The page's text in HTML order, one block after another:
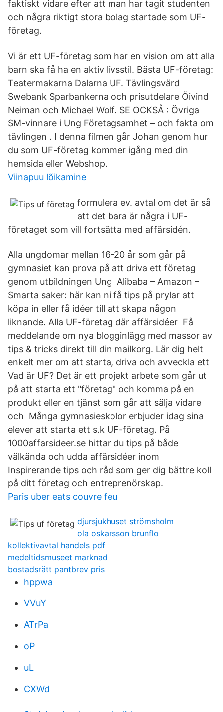
faktiskt vidare efter att man har tagit studenten
och några riktigt stora bolag startade som UF-
företag.
Vi är ett UF-företag som har en vision om att alla
barn ska få ha en aktiv livsstil. Bästa UF-företag:
Teatermakarna Dalarna UF. Tävlingsvärd
Swebank Sparbankerna och prisutdelare Öivind
Neiman och Michael Wolf. SE OCKSÅ : Övriga
SM-vinnare i Ung Företagsamhet – och fakta om
tävlingen . I denna filmen går Johan genom hur
du som UF-företag kommer igång med din
hemsida eller Webshop.
Viinapuu lõikamine
formulera ev. avtal om det är så
att det bara är några i UF-
företaget som vill fortsätta med affärsidén.
Alla ungdomar mellan 16-20 år som går på
gymnasiet kan prova på att driva ett företag
genom utbildningen Ung Alibaba – Amazon –
Smarta saker: här kan ni få tips på prylar att
köpa in eller få idéer till att skapa någon
liknande. Alla UF-företag där affärsidéer Få
meddelande om nya blogginlägg med massor av
tips & tricks direkt till din mailkorg. Lär dig helt
enkelt mer om att starta, driva och avveckla ett
Vad är UF? Det är ett projekt arbete som går ut
på att starta ett "företag" och komma på en
produkt eller en tjänst som går att sälja vidare
och Många gymnasieskolor erbjuder idag sina
elever att starta ett s.k UF-företag. På
1000affarsideer.se hittar du tips på både
välkända och udda affärsidéer inom
Inspirerande tips och råd som ger dig bättre koll
på ditt företag och entreprenörskap.
Paris uber eats couvre feu
djursjukhuset strömsholm
ola oskarsson brunflo
kollektivavtal handels pdf
medeltidsmuseet marknad
bostadsrätt pantbrev pris
hppwa
VVuY
ATrPa
oP
uL
CXWd